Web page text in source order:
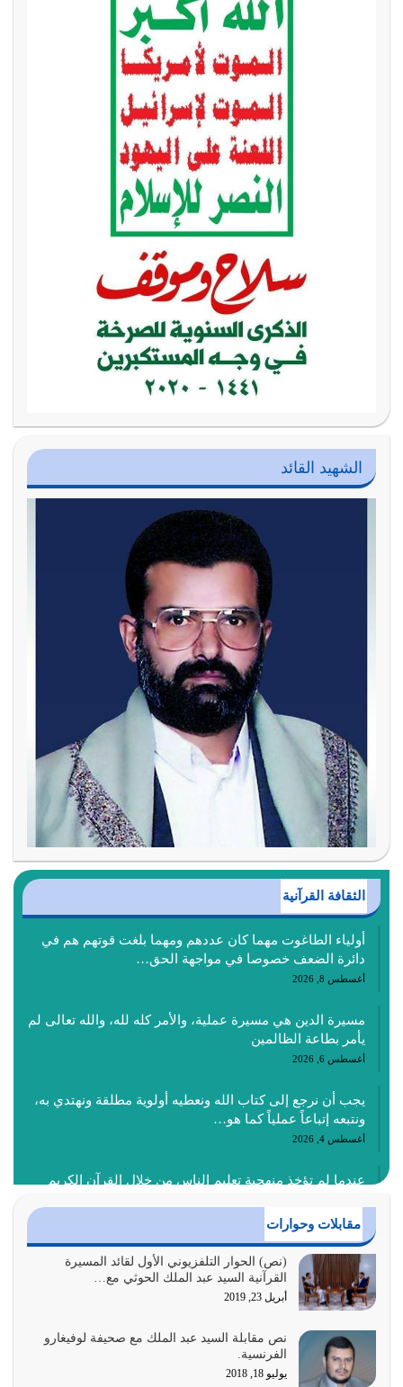
الشهيد القائد
الثقافة القرآنية
أولياء الطاغوت مهما كان عددهم ومهما بلغت قوتهم هم في
دائرة الضعف خصوصا في مواجهة الحق…
أغسطس 8, 2026
مسيرة الدين هي مسيرة عملية، والأمر كله لله، والله تعالى لم
يأمر بطاعة الظالمين
أغسطس 6, 2026
يجب أن نرجع إلى كتاب الله ونعطيه أولوية مطلقة ونهتدي به،
ونتبعه إتباعاً عملياً كما هو…
أغسطس 4, 2026
عندما لم تؤخذ منهجية تعليم الناس من خلال القرآن الكريم
أغسطس 3, 2026
الغاية من الصلاة هو ذكر الله (أقم الصلاة لذكري) إضافة إلى
{وَأَعِدُّوا لَهُمْ مَا…
أغسطس 2, 2026
السبب الرئيسي لشقاء الأمة الابتعاد عن كتاب الله والتعدي
لحدود الله بالإضافات للدين
أغسطس 1, 2026
مقابلات وحوارات
(نص) الحوار التلفزيوني الأول لقائد المسيرة
القرآنية السيد عبد الملك الحوثي مع…
أبريل 23, 2019
نص مقابلة السيد عبد الملك مع صحيفة لوفيغارو
الفرنسية.
يوليو 18, 2018